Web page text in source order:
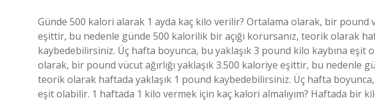
Günde 500 kalori alarak 1 ayda kaç kilo verilir? Ortalama olarak, bir pound
eşittir, bu nedenle günde 500 kalorilik bir açığı korursanız, teorik olarak
kaybedebilirsiniz. Üç hafta boyunca, bu yaklaşık 3 pound kilo kaybına eşit
olarak, bir pound vücut ağırlığı yaklaşık 3.500 kaloriye eşittir, bu nedenle
teorik olarak haftada yaklaşık 1 pound kaybedebilirsiniz. Üç hafta
eşit olabilir. 1 haftada 1 kilo vermek için kaç kalori almalıyım? Haftada bir